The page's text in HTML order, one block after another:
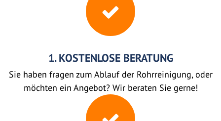
1. KOSTENLOSE BERATUNG
Sie haben fragen zum Ablauf der Rohrreinigung, oder
möchten ein Angebot? Wir beraten Sie gerne!